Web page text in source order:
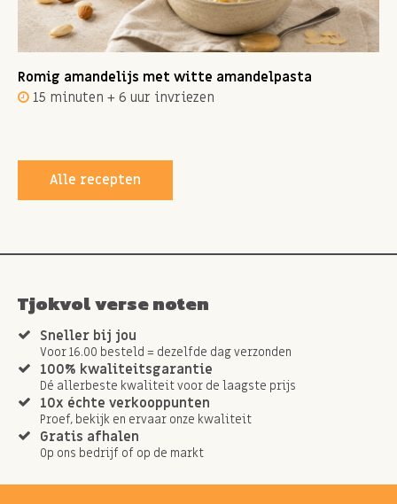
Romig amandelijs met witte amandelpasta
15 minuten + 6 uur invriezen
Alle recepten
Tjokvol verse noten
Sneller bij jou
Voor 16.00 besteld = dezelfde dag verzonden
100% kwaliteitsgarantie
Dé allerbeste kwaliteit voor de laagste prijs
10x échte verkooppunten
Proef, bekijk en ervaar onze kwaliteit
Gratis afhalen
Op ons bedrijf of op de markt